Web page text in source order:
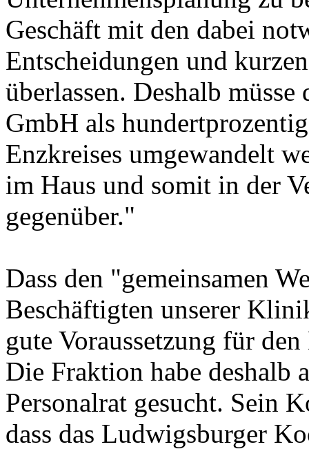
Geschäft mit den dabei
Entscheidungen und
überlassen. Deshalb
GmbH als
Enzkreises umgewandelt
im Haus und somit in der
gegenüber."
Dass den "gemeinsamen
Beschäftigten unserer
gute Voraussetzung für
Die Fraktion habe deshalb
Personalrat gesucht. Sein
dass das Ludwigsburger